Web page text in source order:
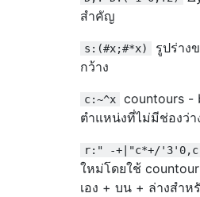
สำคัญ
s:(#x;#*x)
รูปร่าง
กว้าง
c:~^x
countours -
ตำแหน่งที่ไม่มีช่องว่า
r:" -+|"c*+/
ใหม่โดยใช้
เอง + บน + ล่างสำห